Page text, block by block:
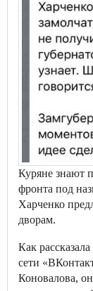
Куряне знают
фронта под
Харченко
дворам.
Как
сети
Коновалова,